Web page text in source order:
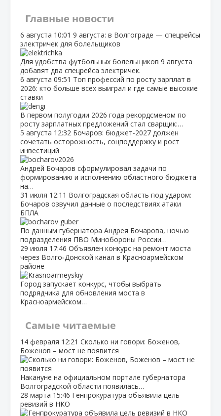
Главные новости
6 августа 10:01 9 августа: в Волгограде — спецрейсы
электричек для болельщиков
Для удобства футбольных болельщиков 9 августа
добавят два спецрейса электричек.
6 августа 09:51 Топ профессий по росту зарплат в
2026: кто больше всех выиграл и где самые высокие
ставки
В первом полугодии 2026 года рекордсменом по
росту зарплатных предложений стал сварщик:…
5 августа 12:32 Бочаров: бюджет‑2027 должен
сочетать осторожность, соцподдержку и рост
инвестиций
Андрей Бочаров сформулировал задачи по
формированию и исполнению областного бюджета
на…
31 июля 12:11 Волгоградская область под ударом:
Бочаров озвучил данные о последствиях атаки
БПЛА
По данным губернатора Андрея Бочарова, ночью
подразделения ПВО Минобороны России…
29 июля 17:46 Объявлен конкурс на ремонт моста
через Волго‑Донской канал в Красноармейском
районе
Город запускает конкурс, чтобы выбрать
подрядчика для обновления моста в
Красноармейском…
Самые читаемые
14 февраля 12:21 Сколько ни говори: Боженов,
Боженов – мост не появится
Накануне на официальном портале губернатора
Волгоградской области появилась…
28 марта 15:46 Генпрокуратура объявила цель
ревизий в НКО